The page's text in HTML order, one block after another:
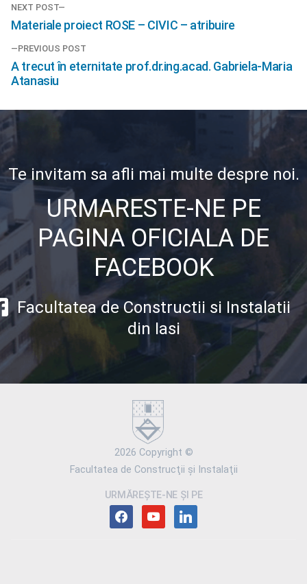
Navigare
în
articole
PREVIOUS POST
Previous
post:
A trecut în eternitate prof.dr.ing.acad. Gabriela-Maria
Atanasiu
NEXT POST
Next
Materiale proiect ROSE – CIVIC – atribuire
Te invitam sa afli mai multe despre noi.
URMARESTE-NE PE
PAGINA OFICIALA DE
FACEBOOK
Facultatea de Constructii si Instalatii
din Iasi
2026 Copyright ©
Facultatea de Construcţii şi Instalaţii
URMĂREȘTE-NE ȘI PE
facebookyoutubelinkedin